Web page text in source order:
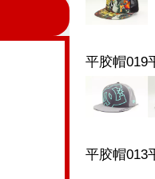
平胶帽019
平胶帽013